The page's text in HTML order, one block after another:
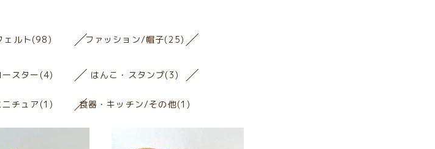
ェルト(98) ファッション/帽子(25)
ースター(4) はんこ・スタンプ(3)
ニチュア(1) 食器・キッチン/その他(1)